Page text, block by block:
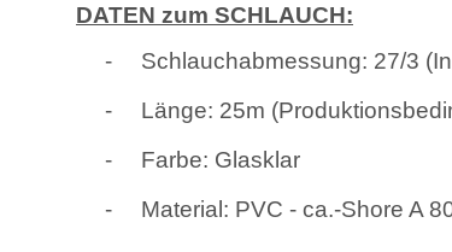
DATEN zum SCHLAUCH:
-
Schlauchabmessung: 27/3
-
Länge: 25m
-
Farbe: Glasklar
-
Material: PVC - ca.-Shore A